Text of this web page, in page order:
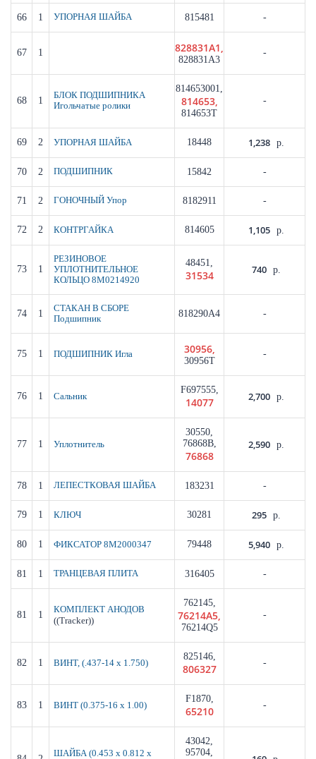
66 1 УПОРНАЯ ШАЙБА 815481 -
67 1 828831A1,
828831A3
-
68 1
БЛОК ПОДШИПНИКА
Игольчатые ролики
814653001,
814653,
814653T
-
69 2 УПОРНАЯ ШАЙБА 18448 1,238 р.
70 2 ПОДШИПНИК 15842 -
71 2 ГОНОЧНЫЙ Упор 8182911 -
72 2 КОНТРГАЙКА 814605 1,105 р.
73 1
РЕЗИНОВОЕ
УПЛОТНИТЕЛЬНОЕ
КОЛЬЦО 8M0214920
48451,
31534 740 р.
74 1
СТАКАН В СБОРЕ
Подшипник
818290A4 -
75 1 ПОДШИПНИК Игла 30956,
30956T
-
76 1 Сальник
F697555,
14077 2,700 р.
77 1 Уплотнитель
30550,
76868B,
76868
2,590 р.
78 1 ЛЕПЕСТКОВАЯ ШАЙБА 183231 -
79 1 КЛЮЧ 30281 295 р.
80 1 ФИКСАТОР 8M2000347 79448 5,940 р.
81 1 ТРАНЦЕВАЯ ПЛИТА 316405 -
81 1 КОМПЛЕКТ АНОДОВ
((Tracker))
762145,
76214A5,
76214Q5
-
82 1 ВИНТ, (.437-14 x 1.750)
825146,
806327 -
83 1 ВИНТ (0.375-16 x 1.00)
F1870,
65210 -
ШАЙБА (0.453 x 0.812 x
43042,
95704,